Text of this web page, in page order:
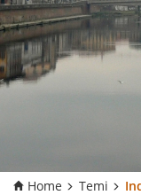
Home Temi